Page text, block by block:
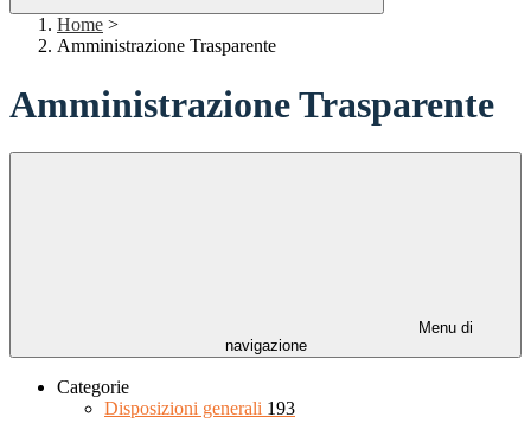
Home >
Amministrazione Trasparente
Amministrazione Trasparente
Menu di
navigazione
Categorie
Disposizioni generali 193